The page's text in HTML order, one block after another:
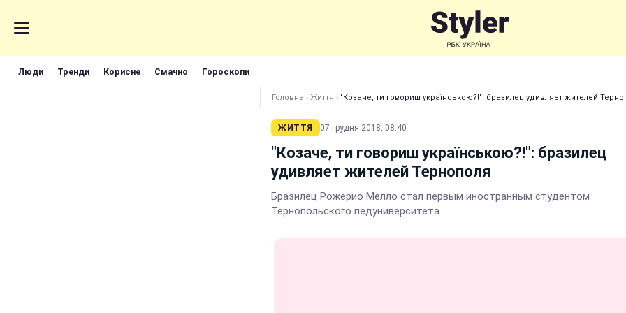
Люди Тренди Корисне Смачно Гороскопи
Головна › Життя › "Козаче, ти говориш українською?!": бразилец удивляет жителей
ЖИТТЯ 07 грудня 2018, 08:40
"Козаче, ти говориш українською?!": бразилец
удивляет жителей Тернополя
Бразилец Рожерио Мелло стал первым иностранным студентом
Тернопольского педуниверситета